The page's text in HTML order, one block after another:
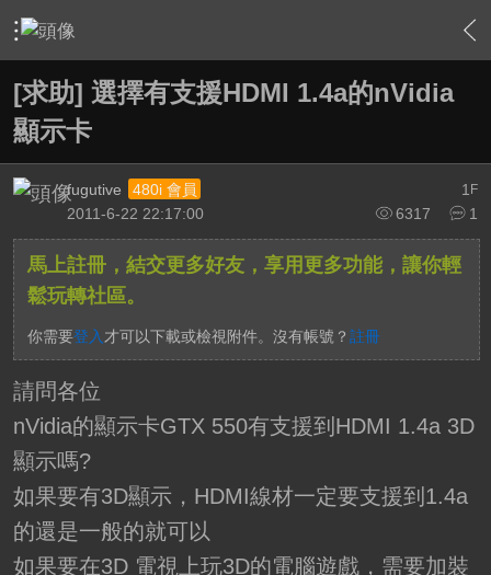
› 軟硬體相關技術 › HTPC 相關軟硬體技術及運用 › 內容
[求助] 選擇有支援HDMI 1.4a的nVidia
顯示卡
1 F
fugutive
480i 會員
6317
1
2011-6-22 22:17:00
馬上註冊，結交更多好友，享用更多功能，讓你輕
鬆玩轉社區。
你需要登入 才可以下載或檢視附件。沒有帳號？ 註冊
請問各位
nVidia的顯示卡GTX 550有支援到HDMI 1.4a 3D
顯示嗎?
如果要有3D顯示，HDMI線材一定要支援到1.4a
的還是一般的就可以
如果要在3D 電視上玩3D的電腦遊戲，需要加裝